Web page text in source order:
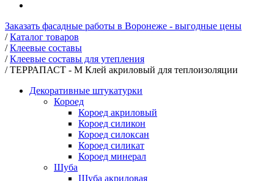
Заказать фасадные работы в Воронеже - выгодные цены
/ Каталог товаров
/ Клеевые составы
/ Клеевые составы для утепления
/ ТЕРРАПАСТ - М Клей акриловый для теплоизоляции
Декоративные штукатурки
Короед
Короед акриловый
Короед силикон
Короед силоксан
Короед силикат
Короед минерал
Шуба
Шуба акриловая